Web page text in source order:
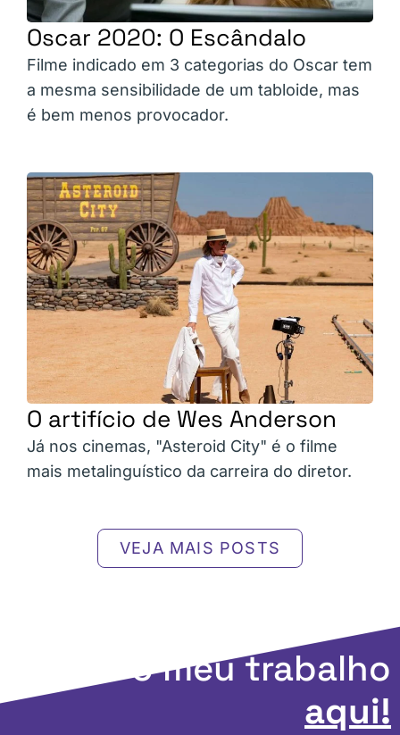
Oscar 2020: O Escândalo
Filme indicado em 3 categorias do Oscar tem
a mesma sensibilidade de um tabloide, mas
é bem menos provocador.
O artifício de Wes Anderson
Já nos cinemas, "Asteroid City" é o filme
mais metalinguístico da carreira do diretor.
VEJA MAIS POSTS
Apoie o meu trabalho
aqui!